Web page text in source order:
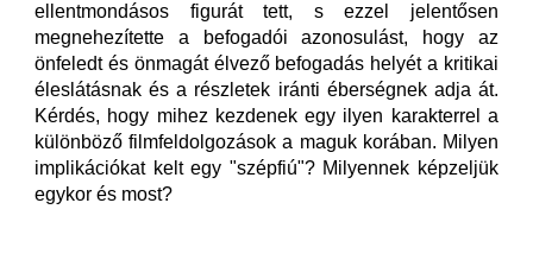
ellentmondásos figurát tett, s ezzel jelentősen
megnehezítette a befogadói azonosulást, hogy az
önfeledt és önmagát élvező befogadás helyét a kritikai
éleslátásnak és a részletek iránti éberségnek adja át.
Kérdés, hogy mihez kezdenek egy ilyen karakterrel a
különböző filmfeldolgozások a maguk korában. Milyen
implikációkat kelt egy "szépfiú"? Milyennek képzeljük
egykor és most?